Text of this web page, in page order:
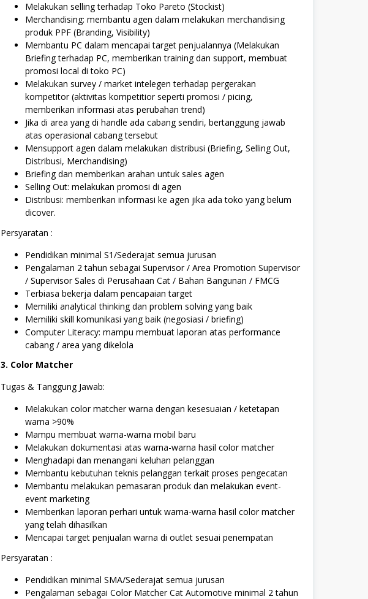
Melakukan selling terhadap Toko Pareto (Stockist)
Merchandising: membantu agen dalam melakukan merchandising
produk PPF (Branding, Visibility)
Membantu PC dalam mencapai target penjualannya (Melakukan
Briefing terhadap PC, memberikan training dan support, membuat
promosi local di toko PC)
Melakukan survey / market intelegen terhadap pergerakan
kompetitor (aktivitas kompetitior seperti promosi / picing,
memberikan informasi atas perubahan trend)
Jika di area yang di handle ada cabang sendiri, bertanggung jawab
atas operasional cabang tersebut
Mensupport agen dalam melakukan distribusi (Briefing, Selling Out,
Distribusi, Merchandising)
Briefing dan memberikan arahan untuk sales agen
Selling Out: melakukan promosi di agen
Distribusi: memberikan informasi ke agen jika ada toko yang belum
dicover.
Persyaratan :
Pendidikan minimal S1/Sederajat semua jurusan
Pengalaman 2 tahun sebagai Supervisor / Area Promotion Supervisor
/ Supervisor Sales di Perusahaan Cat / Bahan Bangunan / FMCG
Terbiasa bekerja dalam pencapaian target
Memiliki analytical thinking dan problem solving yang baik
Memiliki skill komunikasi yang baik (negosiasi / briefing)
Computer Literacy: mampu membuat laporan atas performance
cabang / area yang dikelola
3. Color Matcher
Tugas & Tanggung Jawab:
Melakukan color matcher warna dengan kesesuaian / ketetapan
warna >90%
Mampu membuat warna-warna mobil baru
Melakukan dokumentasi atas warna-warna hasil color matcher
Menghadapi dan menangani keluhan pelanggan
Membantu kebutuhan teknis pelanggan terkait proses pengecatan
Membantu melakukan pemasaran produk dan melakukan event-
event marketing
Memberikan laporan perhari untuk warna-warna hasil color matcher
yang telah dihasilkan
Mencapai target penjualan warna di outlet sesuai penempatan
Persyaratan :
Pendidikan minimal SMA/Sederajat semua jurusan
Pengalaman sebagai Color Matcher Cat Automotive minimal 2 tahun